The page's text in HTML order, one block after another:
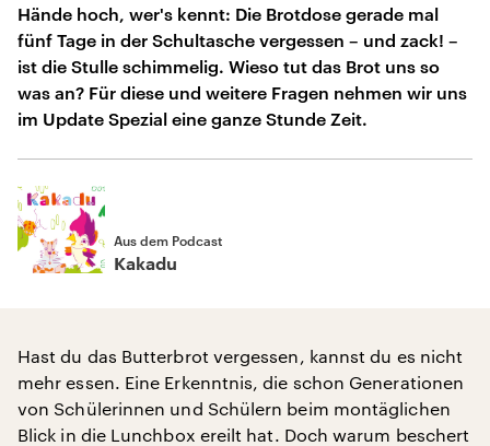
Hände hoch, wer's kennt: Die Brotdose gerade mal
fünf Tage in der Schultasche vergessen – und zack! –
ist die Stulle schimmelig. Wieso tut das Brot uns so
was an? Für diese und weitere Fragen nehmen wir uns
im Update Spezial eine ganze Stunde Zeit.
Aus dem Podcast
Kakadu
Hast du das Butterbrot vergessen, kannst du es nicht
mehr essen. Eine Erkenntnis, die schon Generationen
von Schülerinnen und Schülern beim montäglichen
Blick in die Lunchbox ereilt hat. Doch warum beschert